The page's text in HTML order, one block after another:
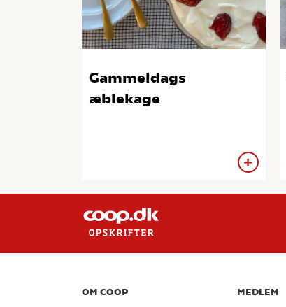
Gammeldags
æblekage
OM COOP MEDLEM